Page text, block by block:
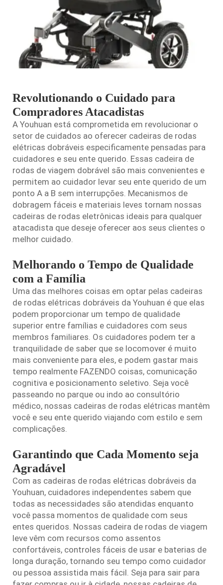
Revolutionando o Cuidado para
Compradores Atacadistas
A Youhuan está comprometida em revolucionar o
setor de cuidados ao oferecer cadeiras de rodas
elétricas dobráveis especificamente pensadas para
cuidadores e seu ente querido. Essas cadeira de
rodas de viagem dobrável são mais convenientes e
permitem ao cuidador levar seu ente querido de um
ponto A a B sem interrupções. Mecanismos de
dobragem fáceis e materiais leves tornam nossas
cadeiras de rodas eletrônicas ideais para qualquer
atacadista que deseje oferecer aos seus clientes o
melhor cuidado.
Melhorando o Tempo de Qualidade
com a Família
Uma das melhores coisas em optar pelas cadeiras
de rodas elétricas dobráveis da Youhuan é que elas
podem proporcionar um tempo de qualidade
superior entre famílias e cuidadores com seus
membros familiares. Os cuidadores podem ter a
tranquilidade de saber que se locomover é muito
mais conveniente para eles, e podem gastar mais
tempo realmente FAZENDO coisas, comunicação
cognitiva e posicionamento seletivo. Seja você
passeando no parque ou indo ao consultório
médico, nossas cadeiras de rodas elétricas mantêm
você e seu ente querido viajando com estilo e sem
complicações.
Garantindo que Cada Momento seja
Agradável
Com as cadeiras de rodas elétricas dobráveis da
Youhuan, cuidadores independentes sabem que
todas as necessidades são atendidas enquanto
você passa momentos de qualidade com seus
entes queridos. Nossas cadeira de rodas de viagem
leve vêm com recursos como assentos
confortáveis, controles fáceis de usar e baterias de
longa duração, tornando seu tempo como cuidador
ou pessoa assistida mais fácil. Seja para sair para